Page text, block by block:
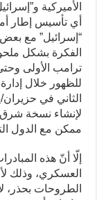
الأميركية
أي تأسيس إطار
“إسرائيل” مع بعض
الفكرة بشكل
ترامب الأولى
للظهور خلال
لإنشاء نسخة شرق
ممكن مع الدول
إلّا أنّ هذه
العسكري، وذلك
الطروحات بحذر،